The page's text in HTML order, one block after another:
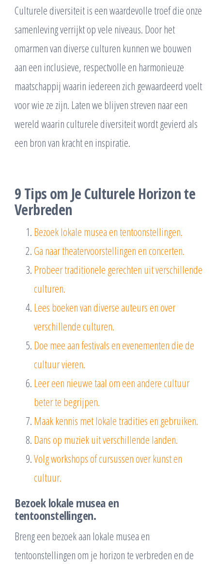
Culturele diversiteit is een waardevolle troef die onze
samenleving verrijkt op vele niveaus. Door het
omarmen van diverse culturen kunnen we bouwen
aan een inclusieve, respectvolle en harmonieuze
maatschappij waarin iedereen zich gewaardeerd voelt
voor wie ze zijn. Laten we blijven streven naar een
wereld waarin culturele diversiteit wordt gevierd als
een bron van kracht en inspiratie.
9 Tips om Je Culturele Horizon te
Verbreden
Bezoek lokale musea en tentoonstellingen.
Ga naar theatervoorstellingen en concerten.
Probeer traditionele gerechten uit verschillende
culturen.
Lees boeken van diverse auteurs en over
verschillende culturen.
Doe mee aan festivals en evenementen die de
cultuur vieren.
Leer een nieuwe taal om een andere cultuur
beter te begrijpen.
Maak kennis met lokale tradities en gebruiken.
Dans op muziek uit verschillende landen.
Volg workshops of cursussen over kunst en
cultuur.
Bezoek lokale musea en
tentoonstellingen.
Breng een bezoek aan lokale musea en
tentoonstellingen om je horizon te verbreden en de